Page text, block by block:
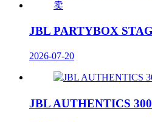
JBL PARTYBOX
2026-07-20
JBL AUTHENTICS